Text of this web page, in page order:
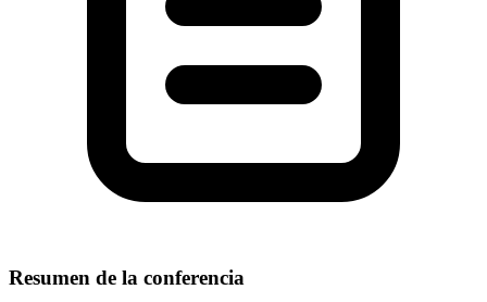
Resumen de la conferencia